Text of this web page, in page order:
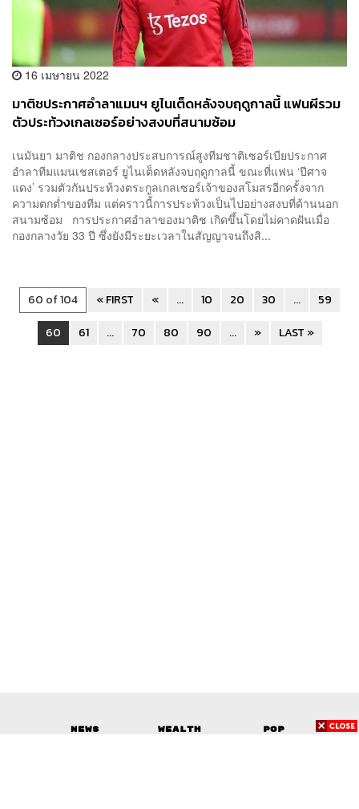
16 เมษายน 2022
มาติชประกาศอำลาแมนฯ ยูไนเต็ดหลังจบฤดูกาลนี้ แฟนผีรวม
ตัวประท้วงเกลเซอร์อย่างสงบที่สนามซ้อม
เนมันยา มาติช กองกลางประสบการณ์สูงทีมชาติเซอร์เบียประกาศ
อำลาทีมแมนเชสเตอร์ ยูไนเต็ดหลังจบฤดูกาลนี้ ขณะที่แฟน ‘ปีศาจ
แดง’ รวมตัวกันประท้วงตระกูลเกลเซอร์เจ้าของสโมสรอีกครั้งจาก
ความตกต่ำของทีม แต่คราวนี้การประท้วงเป็นไปอย่างสงบที่ด้านนอก
สนามซ้อม การประกาศอำลาของมาติช เกิดขึ้นโดยไม่คาดฝันเมื่อ
กองกลางวัย 33 ปี ซึ่งยังมีระยะเวลาในสัญญาจนถึงสิ...
60 of 104 « FIRST « ... 10 20 30 ...
59
60
61 ... 70 80 90 ... » LAST »
News Wealth
Pop